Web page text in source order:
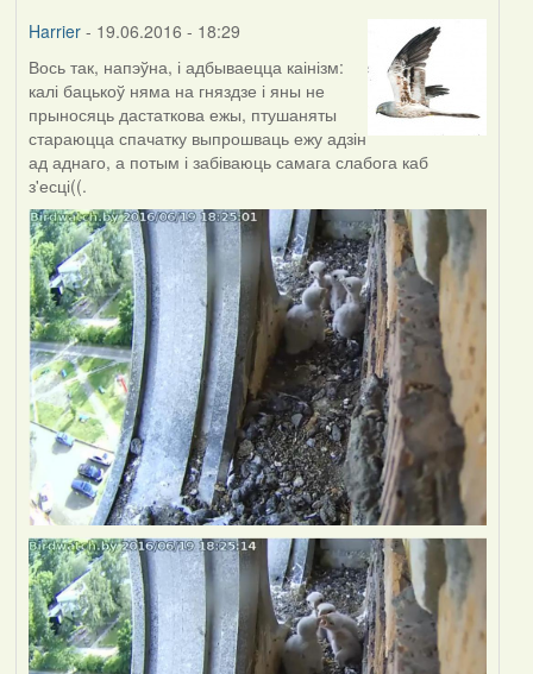
Harrier- 19.06.2016 - 18:29
Вось так, напэўна, і адбываецца каінізм:
калі бацькоў няма на гняздзе і яны не
прыносяць дастаткова ежы, птушаняты
стараюцца спачатку выпрошваць ежу адзін
ад аднаго, а потым і забіваюць самага слабога каб
з'есці((.